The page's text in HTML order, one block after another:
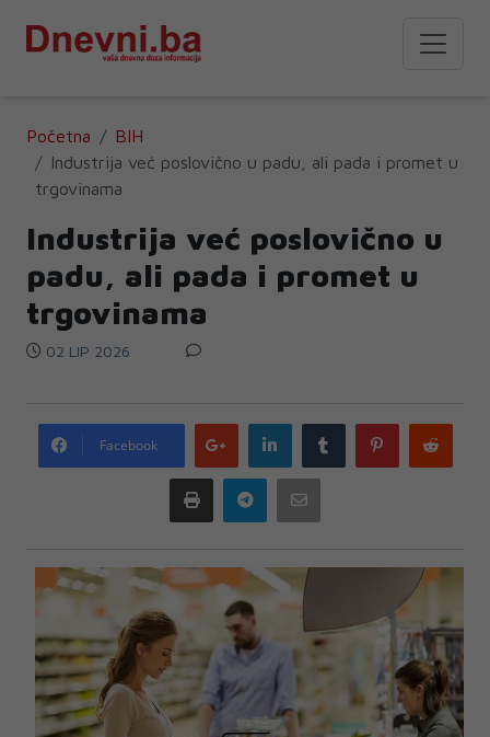
Početna
BIH
Industrija već poslovično u padu, ali pada i promet u
trgovinama
Industrija već poslovično u
padu, ali pada i promet u
trgovinama
02 LIP 2026
Facebook
Google
plus
LinkedIn Tumblr Pinterest
Print Telegram